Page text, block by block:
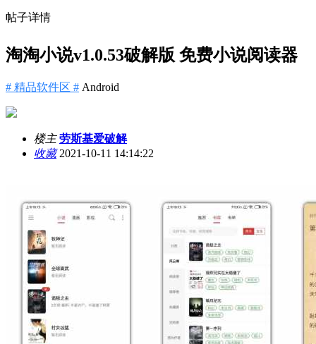
帖子详情
淘淘小说v1.0.53破解版 免费小说阅读器
# 精品软件区 # Android
楼主 劳斯基爱破解
收藏2021-10-11 14:14:22